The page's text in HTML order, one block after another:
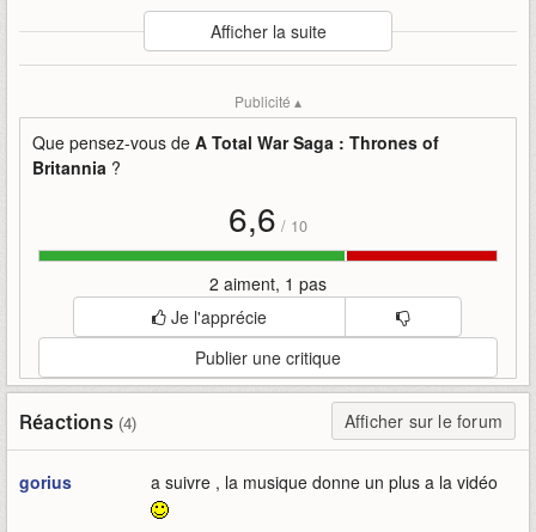
Auteur
Creative Assembly
: Uther
creative-assembly land-of-hope
thrones-of-britannia
total-war
Afficher la suite
Publicité ▴
Que pensez-vous de A Total War Saga : Thrones of
Britannia ?
6,6 / 10
2 aiment, 1 pas
Je l'apprécie
Publier une critique
Réactions (4) Afficher sur le forum
gorius a suivre , la musique donne un plus a la vidéo